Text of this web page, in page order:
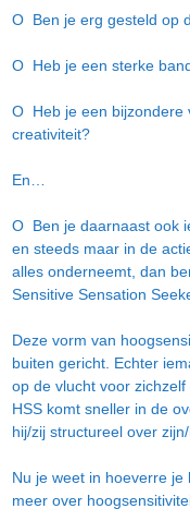
O Ben je erg gesteld op
O Heb je een sterke
O Heb je een bijzondere
creativiteit?
En…
O Ben je daarnaast ook
en steeds maar in de
alles onderneemt, dan
Sensitive Sensation
Deze vorm van
buiten gericht. Echter
op de vlucht voor
HSS komt sneller in de
hij/zij structureel over
Nu je weet in hoeverre
meer over